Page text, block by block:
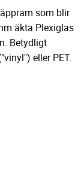
som blir
äkta Plexiglas
Betydligt
eller PET.